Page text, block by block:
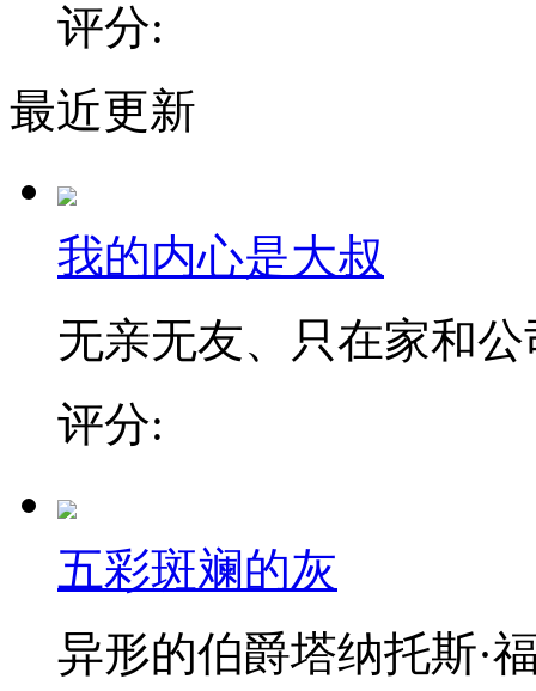
评分:
最近更新
我的内心是大叔
无亲无友、只在家和公
评分:
五彩斑斓的灰
异形的伯爵塔纳托斯·